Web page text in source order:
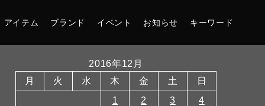
アイテム ブランド イベント お知らせ キーワード
2016年12月
月
火 水 木 金 土
日
1
2 3
4